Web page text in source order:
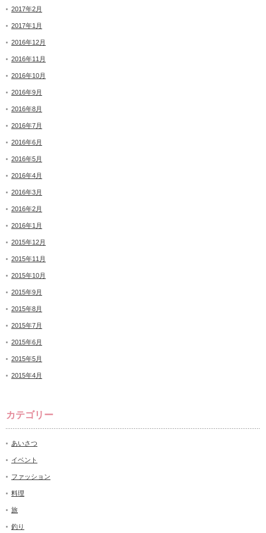
2017年2月
2017年1月
2016年12月
2016年11月
2016年10月
2016年9月
2016年8月
2016年7月
2016年6月
2016年5月
2016年4月
2016年3月
2016年2月
2016年1月
2015年12月
2015年11月
2015年10月
2015年9月
2015年8月
2015年7月
2015年6月
2015年5月
2015年4月
カテゴリー
あいさつ
イベント
ファッション
料理
旅
釣り